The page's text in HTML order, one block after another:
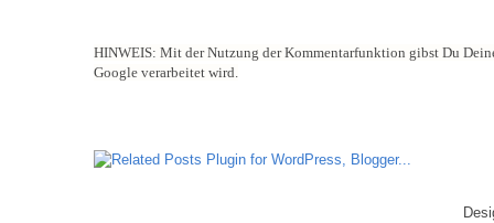
HINWEIS: Mit der Nutzung der Kommentarfunktion gibst Du
Google verarbeitet wird.